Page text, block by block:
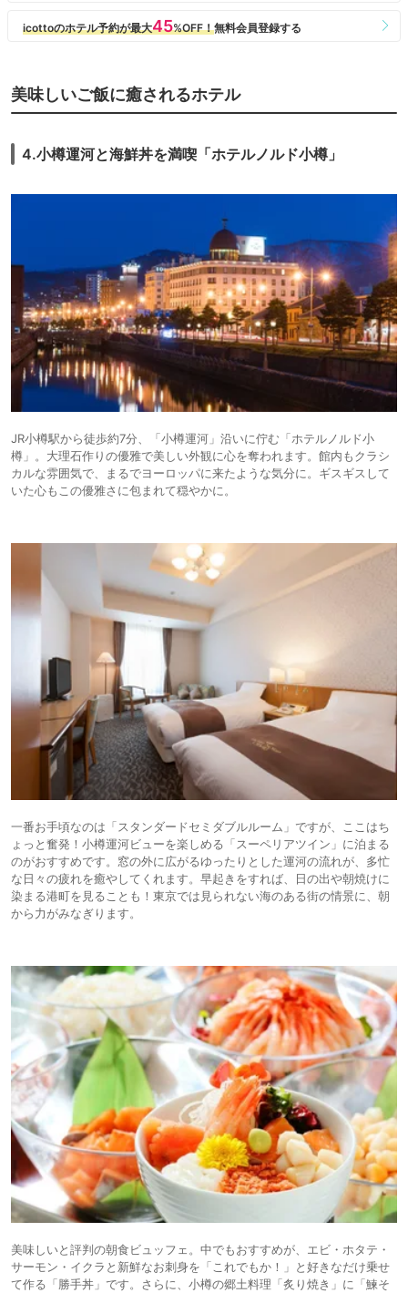
夕食のレストランでの食事は残念な内容でしたので
＜小樽２０２２・後編に詳細＞
美味しいご飯に癒されるホテル
4.小樽運河と海鮮丼を満喫「ホテルノルド小樽」
JR小樽駅から徒歩約7分、「小樽運河」沿いに佇む「ホテルノルド小
樽」。大理石作りの優雅で美しい外観に心を奪われます。館内もクラシ
カルな雰囲気で、まるでヨーロッパに来たような気分に。ギスギスして
いた心もこの優雅さに包まれて穏やかに。
一番お手頃なのは「スタンダードセミダブルルーム」ですが、ここはち
ょっと奮発！小樽運河ビューを楽しめる「スーペリアツイン」に泊まる
のがおすすめです。窓の外に広がるゆったりとした運河の流れが、多忙
な日々の疲れを癒やしてくれます。早起きをすれば、日の出や朝焼けに
染まる港町を見ることも！東京では見られない海のある街の情景に、朝
から力がみなぎります。
美味しいと評判の朝食ビュッフェ。中でもおすすめが、エビ・ホタテ・
サーモン・イクラと新鮮なお刺身を「これでもか！」と好きなだけ乗せ
て作る「勝手丼」です。さらに、小樽の郷土料理「炙り焼き」に「鰊そ